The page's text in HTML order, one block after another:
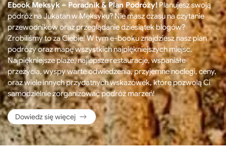
Ebook Meksyk – Poradnik & Plan Podróży! Planujesz swoją
podróż na Jukatan w Meksyku? Nie masz czasu na czytanie
przewodników oraz przeglądanie dziesiątek blogów?
Zrobiliśmy to za Ciebie! W tym e-booku znajdziesz nasz plan
podróży oraz mapę wszystkich najpiękniejszych miejsc.
Najpiękniejsze plaże, najlepsze restauracje, wspaniałe
przeżycia, wyspy warte odwiedzenia, przyjemne noclegi, ceny,
oraz wiele innych przydatnych wskazówek, które pozwolą Ci
samodzielnie zorganizować podróż marzeń!
Dowiedz się więcej